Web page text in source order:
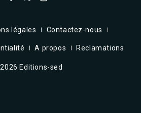
légales Contactez-nous
A propos Reclamations
Editions-sed